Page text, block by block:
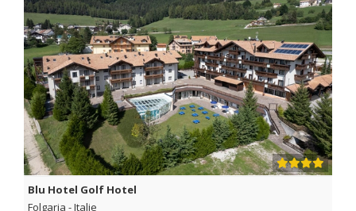
Blu Hotel Golf Hotel
Folgaria -Italie